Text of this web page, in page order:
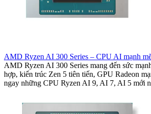
AMD Ryzen AI 300 Series – CPU AI mạnh
AMD Ryzen AI 300 Series mang đến sức
hợp, kiến trúc Zen 5 tiên tiến, GPU Radeon
ngay những CPU Ryzen AI 9, AI 7, AI 5 mới